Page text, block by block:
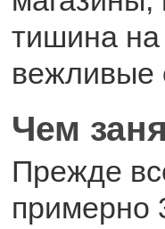
тишина на
вежливые
Чем
Прежде
примерно